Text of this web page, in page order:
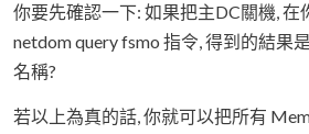
你要先確認一下: 如果把主DC關機, 在
netdom query fsmo 指令, 得到的結果
名稱?
若以上為真的話, 你就可以把所有